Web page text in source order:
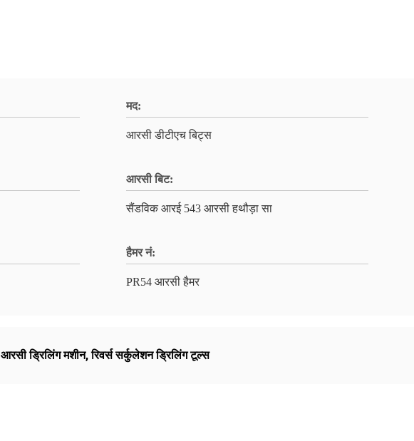
मद:
आरसी डीटीएच बिट्स
आरसी बिट:
सैंडविक आरई 543 आरसी हथौड़ा सा
हैमर नं:
PR54 आरसी हैमर
आरसी ड्रिलिंग मशीन,रिवर्स सर्कुलेशन ड्रिलिंग टूल्स